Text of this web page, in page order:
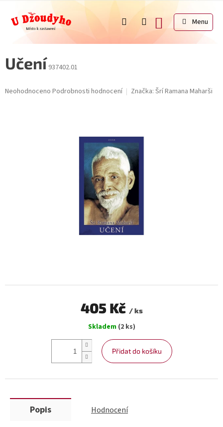
obsah
NÁKUPNÍ
KOŠÍK
Učení 937402.01
Průměrné
Neohodnoceno Podrobnosti hodnocení Značka: Šrí Ramana Maharši
405 Kč / ks
cena:
Skladem (2 ks)
Přidat do košíku
Popis Hodnocení